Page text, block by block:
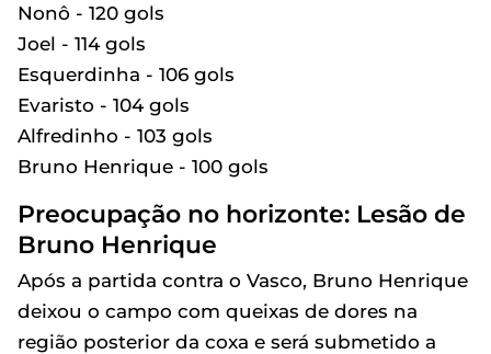
Nonô - 120 gols
Joel - 114 gols
Esquerdinha - 106 gols
Evaristo - 104 gols
Alfredinho - 103 gols
Bruno Henrique - 100 gols
Preocupação no horizonte: Lesão de
Bruno Henrique
Após a partida contra o Vasco, Bruno Henrique
deixou o campo com queixas de dores na
região posterior da coxa e será submetido a